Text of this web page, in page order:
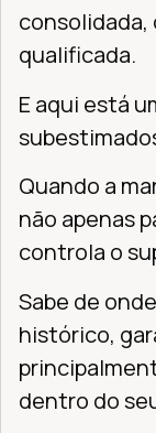
consolidada,
qualificada.
E aqui está
Quando a
não apenas
controla o
Sabe de
histórico,
dentro do